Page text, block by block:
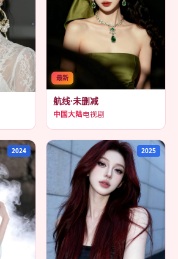
最新
航线·未删减
中国大陆电视剧
2024 2025